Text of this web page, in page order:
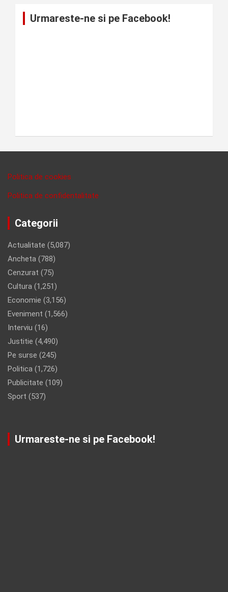
Urmareste-ne si pe Facebook!
Politica de cookies
Politica de confidentalitate
Categorii
Actualitate (5,087)
Ancheta (788)
Cenzurat (75)
Cultura (1,251)
Economie (3,156)
Eveniment (1,566)
Interviu (16)
Justitie (4,490)
Pe surse (245)
Politica (1,726)
Publicitate (109)
Sport (537)
Urmareste-ne si pe Facebook!